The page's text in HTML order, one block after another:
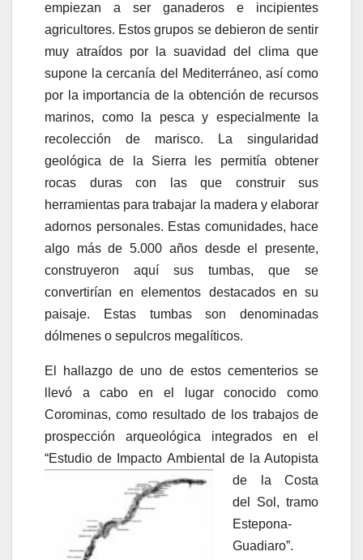
empiezan a ser ganaderos e incipientes
agricultores. Estos grupos se debieron de sentir
muy atraídos por la suavidad del clima que
supone la cercanía del Mediterráneo, así como
por la importancia de la obtención de recursos
marinos, como la pesca y especialmente la
recolección de marisco. La singularidad
geológica de la Sierra les permitía obtener
rocas duras con las que construir sus
herramientas para trabajar la madera y elaborar
adornos personales. Estas comunidades, hace
algo más de 5.000 años desde el presente,
construyeron aquí sus tumbas, que se
convertirían en elementos destacados en su
paisaje. Estas tumbas son denominadas
dólmenes o sepulcros megalíticos.
El hallazgo de uno de estos cementerios se
llevó a cabo en el lugar conocido como
Corominas, como resultado de los trabajos de
prospección arqueológica integrados en el
“Estudio de Impacto Ambiental de la Autopista
de la Costa
del Sol, tramo
Estepona-
Guadiaro”.